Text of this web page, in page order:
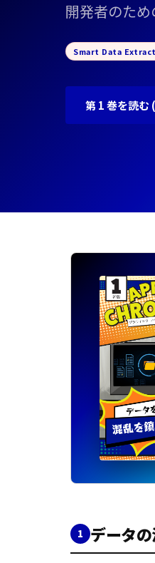
開発者のた
Smart Data
第 1 巻を読む
1 データの